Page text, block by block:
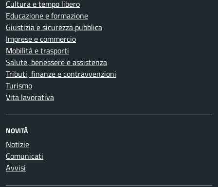
Cultura e tempo libero
Educazione e formazione
Giustizia e sicurezza pubblica
Imprese e commercio
Mobilità e trasporti
Salute, benessere e assistenza
Tributi, finanze e contravvenzioni
Turismo
Vita lavorativa
NOVITÀ
Notizie
Comunicati
Avvisi